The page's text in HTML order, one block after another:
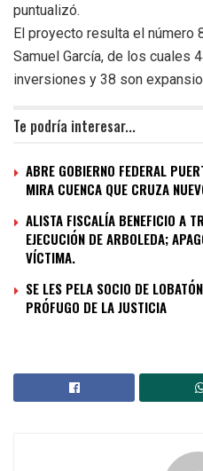
puntualizó.
El proyecto resulta el número
Samuel García, de los cuales
inversiones y 38 son
Te podría interesar...
ABRE GOBIERNO FEDERAL
MIRA CUENCA QUE CRUZA
ALISTA FISCALÍA BENEFICIO A
EJECUCIÓN DE ARBOLEDA;
VÍCTIMA.
SE LES PELA SOCIO DE
PRÓFUGO DE LA JUSTICIA